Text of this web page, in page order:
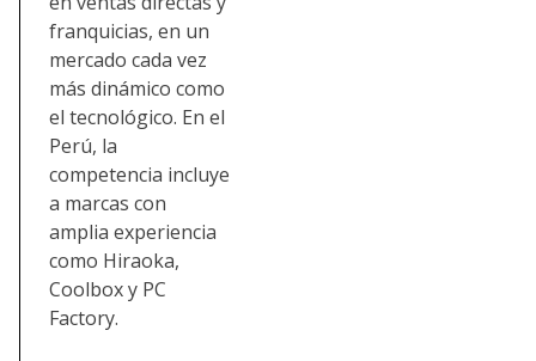
franquicias, en un
mercado cada vez
más dinámico como
el tecnológico. En el
Perú, la
competencia incluye
a marcas con
amplia experiencia
como Hiraoka,
Coolbox y PC
Factory.